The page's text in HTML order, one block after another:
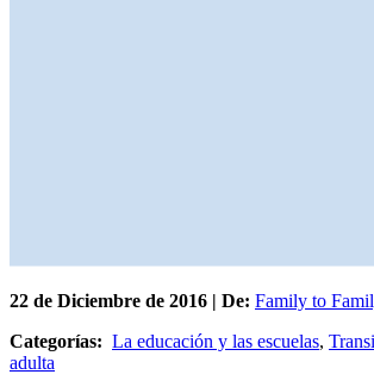
22 de Diciembre de 2016 | De: Family to
Categorías: La educación y las escuelas,
adulta